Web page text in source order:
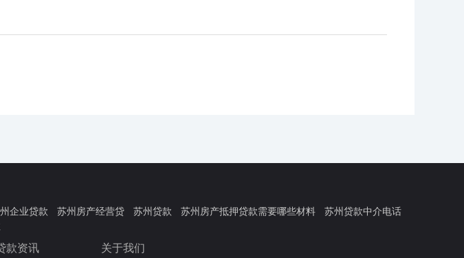
企业贷款 苏州房产经营贷 苏州贷款 苏州房产抵押贷款需要哪些材料
苏州贷款中介电话
款资讯 关于我们